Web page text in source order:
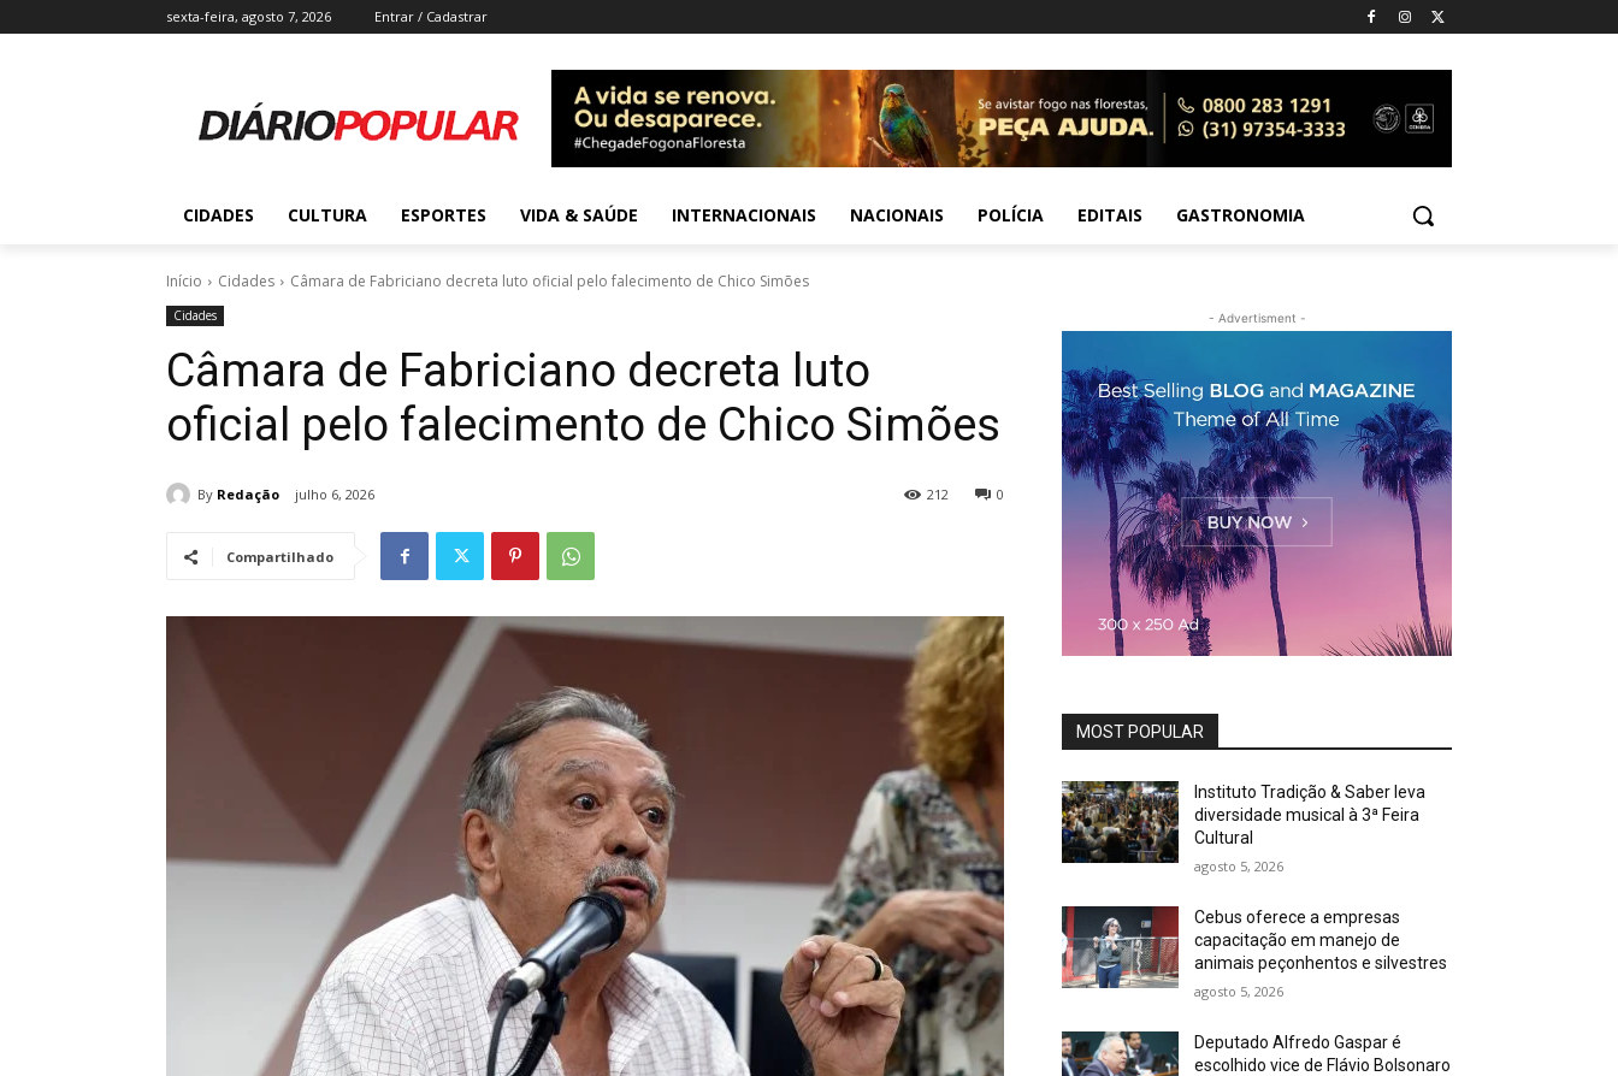
sexta-feira, agosto 7, 2026 Entrar / Cadastrar
CIDADES CULTURA ESPORTES VIDA & SAÚDE INTERNACIONAIS NACIONAIS POLÍCIA EDITAIS GASTRONOMIA
Início Cidades Câmara de Fabriciano decreta luto oficial pelo falecimento de Chico Simões
Cidades
Câmara de Fabriciano decreta luto
oficial pelo falecimento de Chico Simões
By Redação julho 6, 2026 0
212
Compartilhado
- Advertisment -
MOST POPULAR
Instituto Tradição & Saber leva
diversidade musical à 3ª Feira
Cultural
agosto 5, 2026
Cebus oferece a empresas
capacitação em manejo de
animais peçonhentos e silvestres
agosto 5, 2026
Deputado Alfredo Gaspar é
escolhido vice de Flávio Bolsonaro